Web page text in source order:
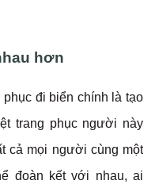
hơn
đi biển chính là tạo
trang phục người này
cả mọi người cùng một
đoàn kết với nhau, ai